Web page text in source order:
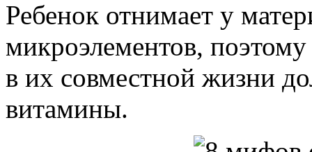
Ребенок отнимает у
микроэлементов,
в их совместной жизни
витамины.